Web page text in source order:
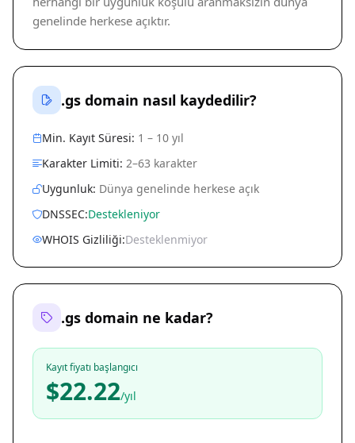
genelinde herkese açıktır.
.gs domain nasıl kaydedilir?
Min. Kayıt Süresi: 1 – 10 yıl
Karakter Limiti: 2–63 karakter
Uygunluk: Dünya genelinde herkese açık
DNSSEC:Destekleniyor
WHOIS Gizliliği:Desteklenmiyor
.gs domain ne kadar?
Kayıt fiyatı başlangıcı
$22.22/yıl